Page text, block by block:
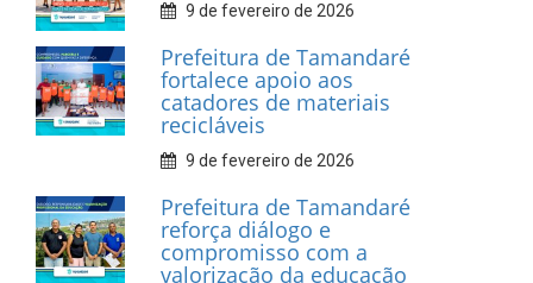
9 de fevereiro de 2026
Prefeitura de Tamandaré
fortalece apoio aos
catadores de materiais
recicláveis
9 de fevereiro de 2026
Prefeitura de Tamandaré
reforça diálogo e
compromisso com a
valorização da educação